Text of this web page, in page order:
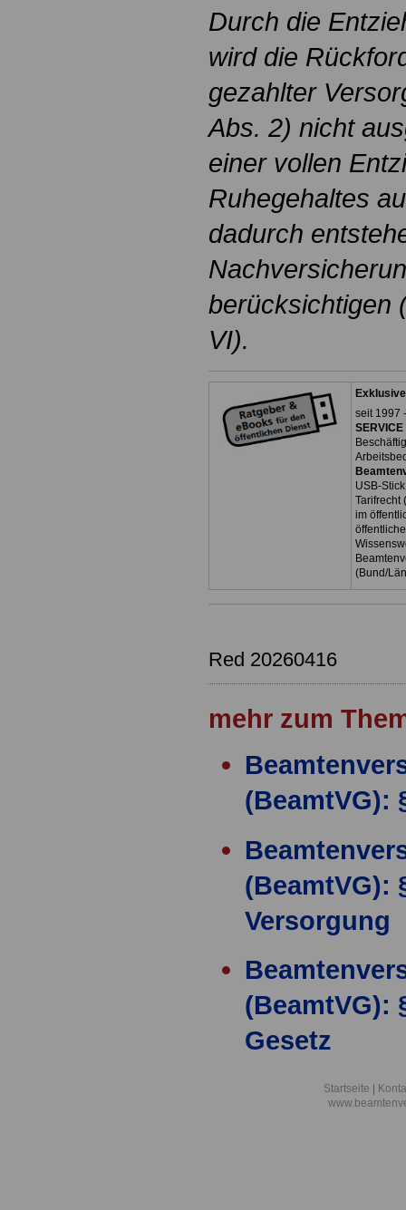
Durch die
wird die
gezahlter
Abs. 2) nicht
einer vollen
Ruhegehaltes
dadurch
berücksichtigen
VI).
seit 1997
USB-
Tarifrecht
im
(Bund/
Red 20260416
mehr zum
(BeamtVG):
(BeamtVG):
Versorgung
(BeamtVG):
Gesetz
Startseite